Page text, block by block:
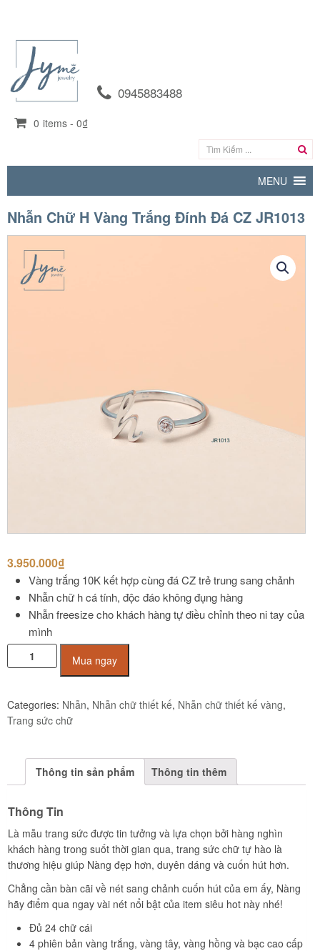
0945883488
0 items - 0₫
MENU
Nhẫn Chữ H Vàng Trắng Đính Đá CZ JR1013
3.950.000₫
Vàng trắng 10K kết hợp cùng đá CZ trẻ trung sang chảnh
Nhẫn chữ h cá tính, độc đáo không đụng hàng
Nhẫn freesize cho khách hàng tự điều chỉnh theo ni tay của
mình
Nhẫn
chữ
vàng
trắng
JR1013
Mua ngay
Categories: Nhẫn, Nhẫn chữ thiết kế, Nhẫn chữ thiết kế vàng,
Trang sức chữ
Thông tin sản phẩm Thông tin thêm
Thông Tin
Là mẫu trang sức được tin tưởng và lựa chọn bởi hàng nghìn
khách hàng trong suốt thời gian qua, trang sức chữ tự hào là
thương hiệu giúp Nàng đẹp hơn, duyên dáng và cuốn hút hơn.
Chẳng cần bàn cãi về nét sang chảnh cuốn hút của em ấy, Nàng
hãy điểm qua ngay vài nét nổi bật của item siêu hot này nhé!
Đủ 24 chữ cái
4 phiên bản vàng trắng, vàng tây, vàng hồng và bạc cao cấp